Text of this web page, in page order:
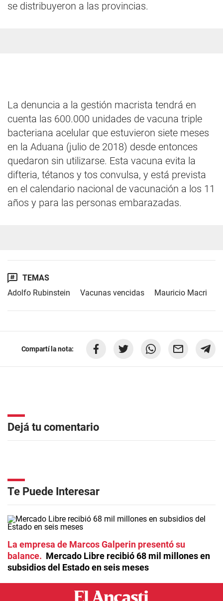
se distribuyeron a las provincias.
La denuncia a la gestión macrista tendrá en
cuenta las 600.000 unidades de vacuna triple
bacteriana acelular que estuvieron siete meses
en la Aduana (julio de 2018) desde entonces
quedaron sin utilizarse. Esta vacuna evita la
difteria, tétanos y tos convulsa, y está prevista
en el calendario nacional de vacunación a los 11
años y para las personas embarazadas.
TEMAS
Adolfo Rubinstein
Vacunas vencidas Mauricio Macri
Compartí la nota:
Dejá tu comentario
Te Puede Interesar
La empresa de Marcos Galperin presentó su
balance
Mercado Libre recibió 68 mil millones en
subsidios del Estado en seis meses